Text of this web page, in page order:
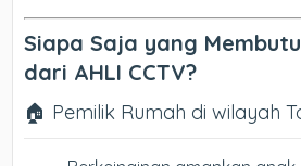
Siapa Saja yang
dari AHLI CCTV?
🏠 Pemilik Rumah di wilayah